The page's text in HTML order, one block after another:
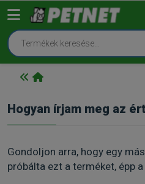
Hogyan írjam meg az
Gondoljon arra, hogy egy
próbálta ezt a terméket, épp